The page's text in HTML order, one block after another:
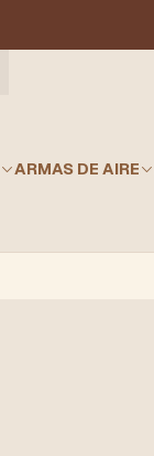
ARMAS DE AIRE